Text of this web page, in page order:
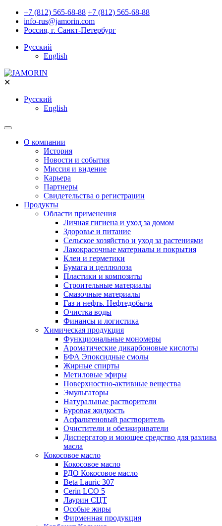
+7 (812) 565-68-88 +7 (812) 565-68-88
info-rus@jamorin.com
Россия, г. Санкт-Петербург
Русский
English
✕
Русский
English
О компании
История
Новости и события
Миссия и видение
Карьера
Партнеры
Свидетельства о регистрации
Продукты
Области применения
Личная гигиена и уход за домом
Здоровье и питание
Сельское хозяйство и уход за растениями
Лакокрасочные материалы и покрытия
Клеи и герметики
Бумага и целлюлоза
Пластики и композиты
Строительные материалы
Смазочные материалы
Газ и нефть. Нефтедобыча
Очистка воды
Финансы и логистика
Химическая продукция
Функциональные мономеры
Ароматические дикарбоновые кислоты
БФА Эпоксидные смолы
Жирные спирты
Метиловые эфиры
Поверхностно-активные вещества
Эмульгаторы
Натуральные растворители
Буровая жидкость
Асфальтеновый растворитель
Очистители и обезжириватели
Диспергатор и моющее средство для разлива
масла
Кокосовое масло
Кокосовое масло
РДО Кокосовое масло
Beta Lauric 307
Cerin LCO 5
Лаурин СЦТ
Особые жиры
Фирменная продукция